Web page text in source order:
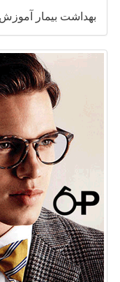
بهداشت بیمار آموزش